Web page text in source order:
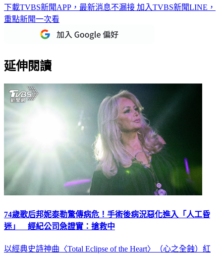
下載TVBS新聞APP，最新消息不漏接 加入TVBS新聞LINE，
重點新聞一次看
延伸閱讀
74歲歌后邦妮泰勒驚傳病危！手術後病況惡化進入「人工昏
迷」 經紀公司急證實：搶救中
以經典史詩神曲〈Total Eclipse of the Heart〉（心之全蝕）紅